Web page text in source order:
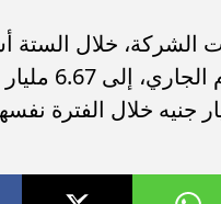
الشركة، خلال الستة
الأولى من العام
6.56 مليار جنيه خلال الفترة